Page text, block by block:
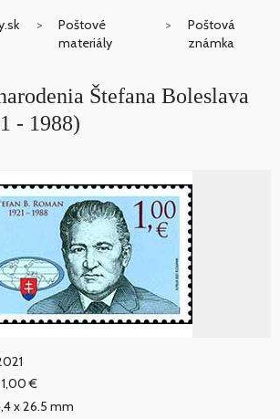
Poštové
materiály
Poštová
známka
Štefana Boleslava
- 1988)
€
x 26.5 mm